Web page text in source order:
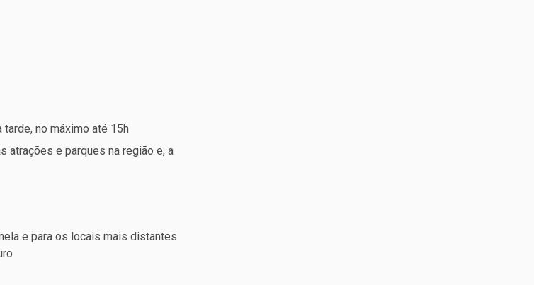
no máximo até 15h
atrações e parques na região e, a
e para os locais mais distantes